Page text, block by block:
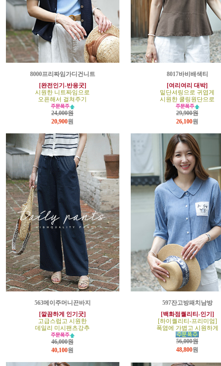
8000프리짜임가디건니트
[완전인기-반응굿]
시원한 니트짜임으로
오픈해서 걸쳐주기
24,000원
20,900원
8017바비배색티
[여리여리 대박]
밑단셔링으로 귀엽게
시원한 쿨링원단으로
29,900원
26,100원
563메이주머니끈바지
[깔끔하게 인기굿]
고급스럽고 시원한
데일리 미시팬츠강추
46,000원
40,100원
597잔고방패치남방
[백화점퀄리티-인기]
[하이퀄리티-프리미엄]
폭염에 가볍고 시원하게
56,000원
48,800원